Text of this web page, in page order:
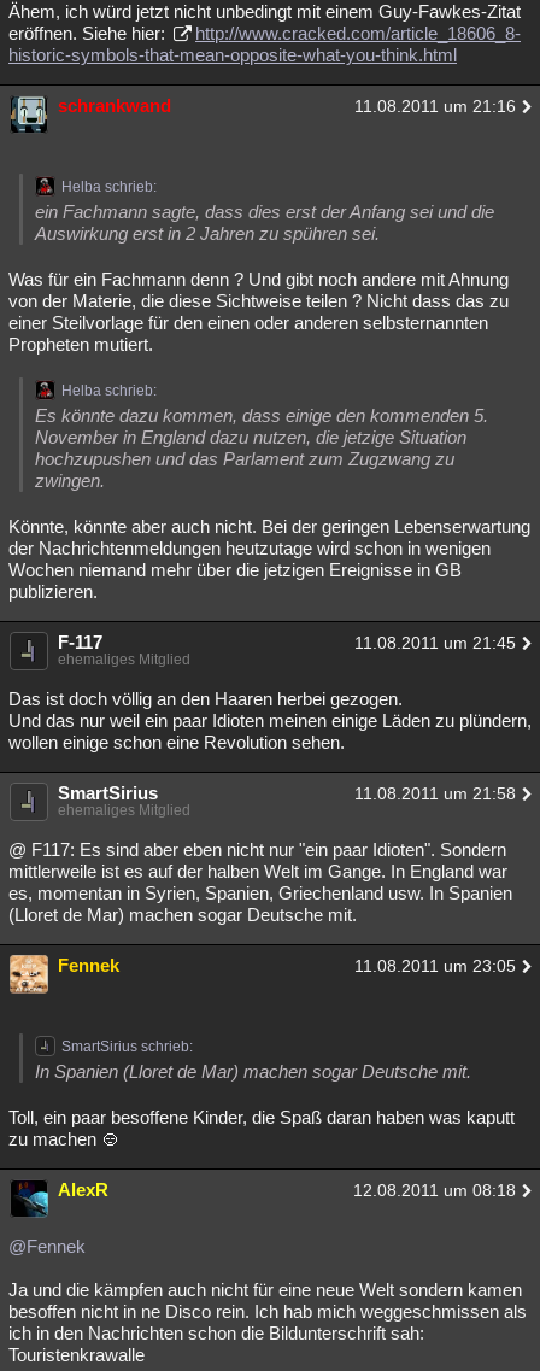
Ähem, ich würd jetzt nicht unbedingt mit einem Guy-Fawkes-Zitat
eröffnen. Siehe hier:
http://www.cracked.com/article_18606_8-
historic-symbols-that-mean-opposite-what-you-think.html
schrankwand 11.08.2011 um 21:16
Helba schrieb:
ein Fachmann sagte, dass dies erst der Anfang sei und die
Auswirkung erst in 2 Jahren zu spühren sei.
Was für ein Fachmann denn ? Und gibt noch andere mit Ahnung
von der Materie, die diese Sichtweise teilen ? Nicht dass das zu
einer Steilvorlage für den einen oder anderen selbsternannten
Propheten mutiert.
Helba schrieb:
Es könnte dazu kommen, dass einige den kommenden 5.
November in England dazu nutzen, die jetzige Situation
hochzupushen und das Parlament zum Zugzwang zu
zwingen.
Könnte, könnte aber auch nicht. Bei der geringen Lebenserwartung
der Nachrichtenmeldungen heutzutage wird schon in wenigen
Wochen niemand mehr über die jetzigen Ereignisse in GB
publizieren.
F-117 11.08.2011 um 21:45
ehemaliges Mitglied
Das ist doch völlig an den Haaren herbei gezogen.
Und das nur weil ein paar Idioten meinen einige Läden zu plündern,
wollen einige schon eine Revolution sehen.
SmartSirius 11.08.2011 um 21:58
ehemaliges Mitglied
@ F117: Es sind aber eben nicht nur "ein paar Idioten". Sondern
mittlerweile ist es auf der halben Welt im Gange. In England war
es, momentan in Syrien, Spanien, Griechenland usw. In Spanien
(Lloret de Mar) machen sogar Deutsche mit.
Fennek 11.08.2011 um 23:05
SmartSirius schrieb:
In Spanien (Lloret de Mar) machen sogar Deutsche mit.
Toll, ein paar besoffene Kinder, die Spaß daran haben was kaputt
zu machen
AlexR 12.08.2011 um 08:18
@Fennek
Ja und die kämpfen auch nicht für eine neue Welt sondern kamen
besoffen nicht in ne Disco rein. Ich hab mich weggeschmissen als
ich in den Nachrichten schon die Bildunterschrift sah:
Touristenkrawalle